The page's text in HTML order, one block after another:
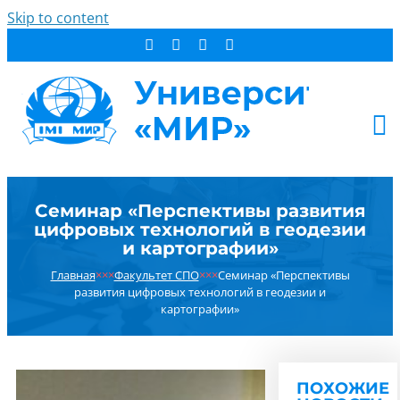
Skip to content
СТУДЕНТУ
ДОПОБРАЗОВАНИЕ
ОБ УНИВЕРСИТЕТЕ
НОВОСТИ
РЕЗУЛЬТАТ ПОИСКА:
Семинар «Перспективы развития
цифровых технологий в геодезии
и картографии»
Главная×××Факультет СПО×××Семинар «Перспективы
развития цифровых технологий в геодезии и
картографии»
ПОХОЖИЕ